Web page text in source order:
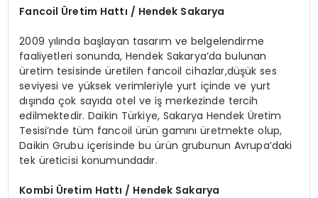
Fancoil Üretim Hattı / Hendek Sakarya
2009 yılında başlayan tasarım ve belgelendirme
faaliyetleri sonunda, Hendek Sakarya’da bulunan
üretim tesisinde üretilen fancoil cihazlar,düşük ses
seviyesi ve yüksek verimleriyle yurt içinde ve yurt
dışında çok sayıda otel ve iş merkezinde tercih
edilmektedir. Daikin Türkiye, Sakarya Hendek Üretim
Tesisi’nde tüm fancoil ürün gamını üretmekte olup,
Daikin Grubu içerisinde bu ürün grubunun Avrupa’daki
tek üreticisi konumundadır.
Kombi Üretim Hattı / Hendek Sakarya